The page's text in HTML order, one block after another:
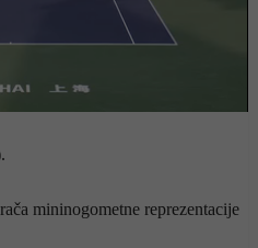
mininogometne reprezentacije